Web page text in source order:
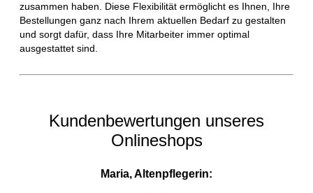
zusammen haben. Diese Flexibilität ermöglicht es Ihnen, Ihre
Bestellungen ganz nach Ihrem aktuellen Bedarf zu gestalten
und sorgt dafür, dass Ihre Mitarbeiter immer optimal
ausgestattet sind.
Kundenbewertungen unseres
Onlineshops
Maria, Altenpflegerin: